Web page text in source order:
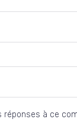
réponses à ce